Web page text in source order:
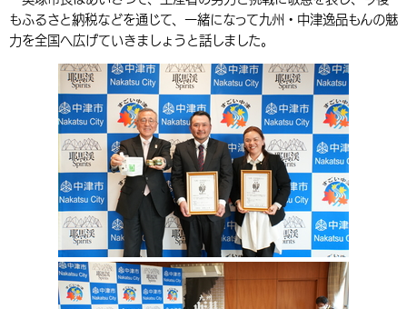
移住・定住
行政・計画
もふるさと納税などを通じて、一緒になって九州・中津逸品もんの魅
力を全国へ広げていきましょうと話しました。